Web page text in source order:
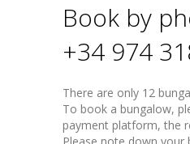
Book by
+34 974
There are only 12
To book a bungalow,
payment platform, the